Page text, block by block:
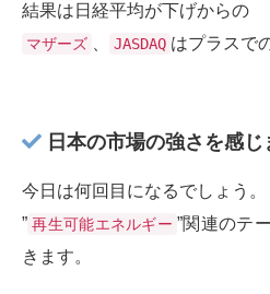
結果は日経平均が下げからの
マザーズ JASDAQ はプラスで
日本の市場の強さを感じ
今日は何回目になるでしょう。
” 再生可能エネルギー ”関連のテ
きます。